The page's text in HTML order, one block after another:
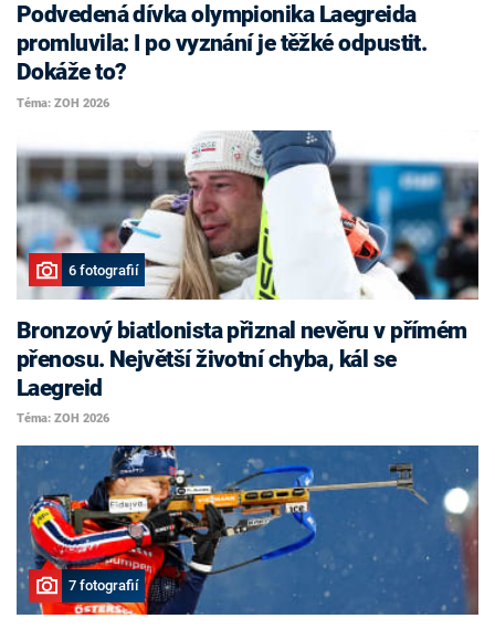
Podvedená dívka olympionika Laegreida
promluvila: I po vyznání je těžké odpustit.
Dokáže to?
Téma: ZOH 2026
6 fotografií
Bronzový biatlonista přiznal nevěru v přímém
přenosu. Největší životní chyba, kál se
Laegreid
Téma: ZOH 2026
7 fotografií